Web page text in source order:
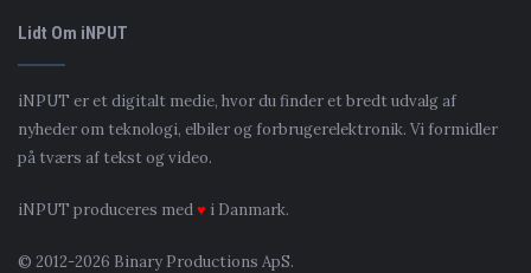
Lidt Om iNPUT
iNPUT er et digitalt medie, hvor du finder et bredt udvalg af
nyheder om teknologi, elbiler og forbrugerelektronik. Vi formidler
på tværs af tekst og video.
iNPUT produceres med♥ i Danmark.
© 2012-2026 Binary Productions ApS.